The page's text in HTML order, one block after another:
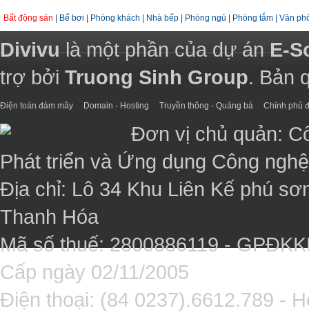
Bất động sản Bể bơi Phòng khách Nhà bếp Phòng ngủ Phòng tắm Văn
Divivulà một phần của dự ánE-
trợ bởi Truong Sinh Group. Bản
Điện toán đám mây Domain - Hosting Truyền thông - Quảng bá Chính phủ
Đơn vị chủ quản:
Phát triển và Ứng dụng Công
Địa chỉ: Lô 34 Khu Liên Kế phú
Thanh Hóa
Mã số thuế: 2800886119 -
Cấp ngày 02/11/2005
Điện thoại: (84 0237).6612.789 -